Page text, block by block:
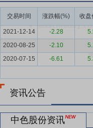
要点6：技术优势
公司围
“一带一路”沿线国家和地
列隔膜泵产品总体技术参数
条件下的连续运转率等关键
法炼锌净化渣为原料采用
“采空区隐患治理与矿柱回
交易时间 涨跌幅(%) 收盘
2021-12-14 -2.28
2020-08-25
-2.10
2020-07-15
-6.61
资讯公告
中色股份资讯